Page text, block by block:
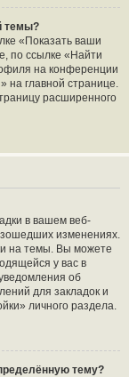
темы?
«Показать ваши
по ссылке «Найти
на конференции
главной странице.
расширенного
в вашем веб-
изменениях.
на темы. Вы можете
у вас в
об
для закладок и
личного раздела.
тему?